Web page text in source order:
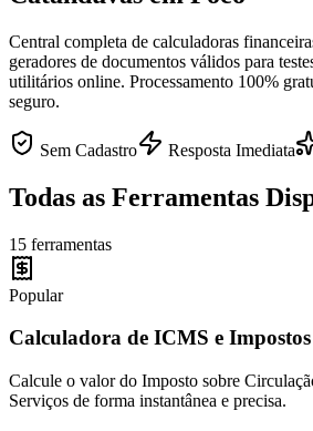
Central completa de calculadoras
geradores de documentos válidos para
utilitários online. Processamento 100%
seguro.
Sem Cadastro Resposta Imediata
Todas as Ferramentas
15 ferramentas
Popular
Calculadora de ICMS e Impostos
Calcule o valor do Imposto sobre
Serviços de forma instantânea e precisa.